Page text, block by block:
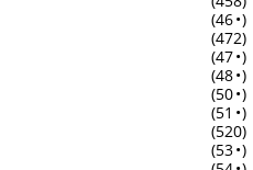
(46•)
(472)
(47•)
(48•)
(50•)
(51 •)
(520)
(53•)